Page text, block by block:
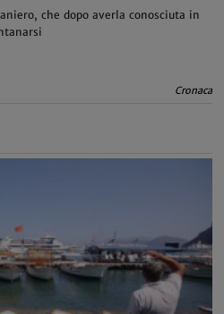
che dopo averla conosciuta in
Cronaca